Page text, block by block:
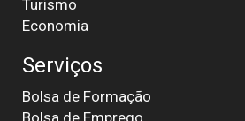
Turismo
Economia
Serviços
Bolsa de Formação